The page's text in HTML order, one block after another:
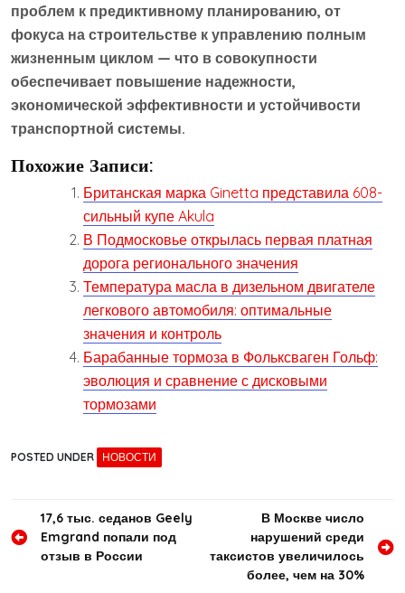
проблем к предиктивному планированию, от
фокуса на строительстве к управлению полным
жизненным циклом — что в совокупности
обеспечивает повышение надежности,
экономической эффективности и устойчивости
транспортной системы.
Похожие Записи:
Британская марка Ginetta представила 608-
сильный купе Akula
В Подмосковье открылась первая платная
дорога регионального значения
Температура масла в дизельном двигателе
легкового автомобиля: оптимальные
значения и контроль
Барабанные тормоза в Фольксваген Гольф:
эволюция и сравнение с дисковыми
тормозами
POSTED UNDER НОВОСТИ
Навигация
по
17,6 тыс. седанов Geely
Emgrand попали под
отзыв в России
В Москве число
нарушений среди
таксистов увеличилось
более, чем на 30%